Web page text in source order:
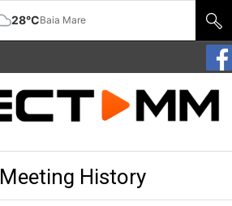
28°CBaia Mare
Meeting History